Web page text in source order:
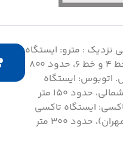
: مترو: ایستگاه
آیت‌الله کاشانی، خط ۴ و خط ۶، حدود ۸۰۰
اتوبوس: ایستگاه
اتوبوس گلستان شمالی، حدود ۱۵۰ متر
ایستگاه تاکسی
شهروند (خیابان مهران)، حدود ۳۰۰ متر